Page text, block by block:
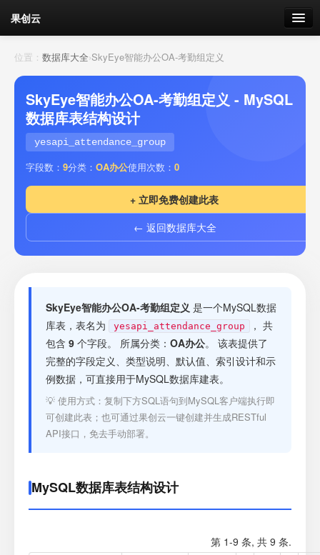
果创云
数据表单
API接口
云存储
流量 剩余接口流量
套餐
接口测试
位置： 数据库大全›SkyEye智能办公OA-考勤组定义
SkyEye智能办公OA-考勤组定义 - MySQL
数据库表结构设计
yesapi_attendance_group
字段数： 9分类： OA办公使用次数： 0
+ 立即免费创建此表
← 返回数据库大全
SkyEye智能办公OA-考勤组定义 是一个MySQL数据
库表，表名为
yesapi_attendance_group
， 共
包含 9 个字段。 所属分类： OA办公。 该表提供了
完整的字段定义、类型说明、默认值、索引设计和示
例数据，可直接用于MySQL数据库建表。
💡 使用方式：复制下方SQL语句到MySQL客户端执行即
可创建此表；也可通过果创云一键创建并生成RESTful
API接口，免去手动部署。
MySQL数据库表结构设计
第 1-9 条, 共 9 条.